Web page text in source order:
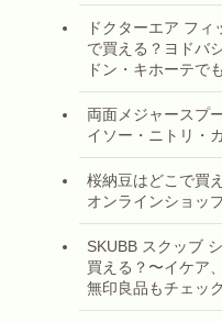
ドクターエア フィ
で買える？ヨドバ
ドン・キホーテで
両面メジャースプ
イソー・ニトリ・
桜納豆はどこで買
オンラインショッ
SKUBB スクッブ
買える？〜イケア
無印良品もチェッ